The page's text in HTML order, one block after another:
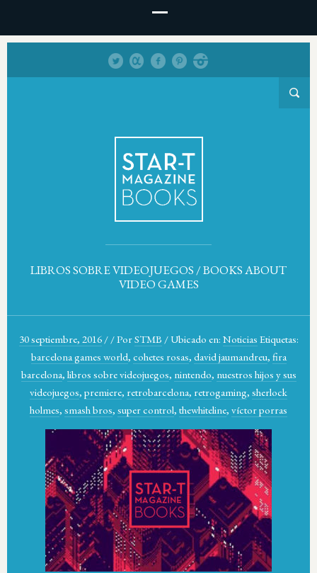
LIBROS SOBRE VIDEOJUEGOS / BOOKS ABOUT
VIDEO GAMES
30 septiembre, 2016 / /PorSTMB / Ubicado en: Noticias Etiquetas:
barcelona games world, cohetes rosas, david jaumandreu, fira
barcelona, libros sobre videojuegos, nintendo, nuestros hijos y sus
videojuegos, premiere, retrobarcelona, retrogaming, sherlock
holmes, smash bros, super control, thewhiteline, víctor porras